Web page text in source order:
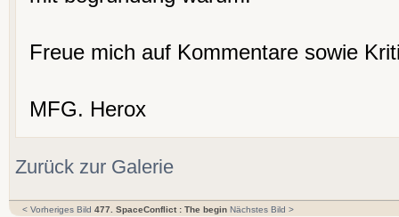
Freue mich auf Kommentare sowie
MFG. Herox
Zurück zur Galerie
< Vorheriges Bild 477. SpaceConflict : The begin Nächstes Bild >